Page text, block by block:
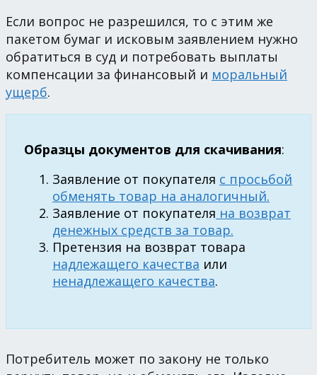
Если вопрос не разрешился, то с этим же
пакетом бумаг и исковым заявлением нужно
обратиться в суд и потребовать выплаты
компенсации за финансовый и моральный
ущерб.
Образцы документов для скачивания:
Заявление от покупателя с просьбой
обменять товар на аналогичный.
Заявление от покупателя на возврат
денежных средств за товар.
Претензия на возврат товара
надлежащего качества или
ненадлежащего качества.
Потребитель может по закону не только